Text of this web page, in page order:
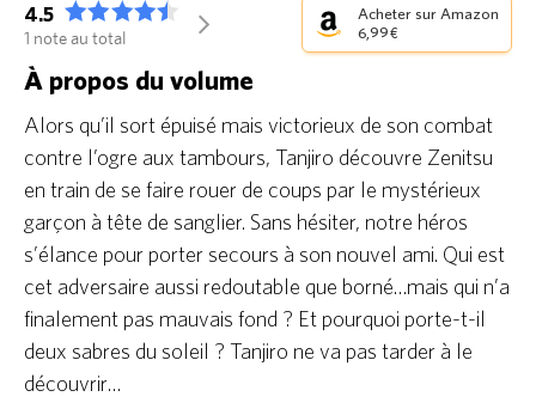
4.5
1 note au total
arrow_forward_ios
Acheter sur Amazon
6,99 €
À propos du volume
Alors qu’il sort épuisé mais victorieux de son combat
contre l’ogre aux tambours, Tanjiro découvre Zenitsu
en train de se faire rouer de coups par le mystérieux
garçon à tête de sanglier. Sans hésiter, notre héros
s’élance pour porter secours à son nouvel ami. Qui est
cet adversaire aussi redoutable que borné…mais qui n’a
finalement pas mauvais fond ? Et pourquoi porte-t-il
deux sabres du soleil ? Tanjiro ne va pas tarder à le
découvrir…